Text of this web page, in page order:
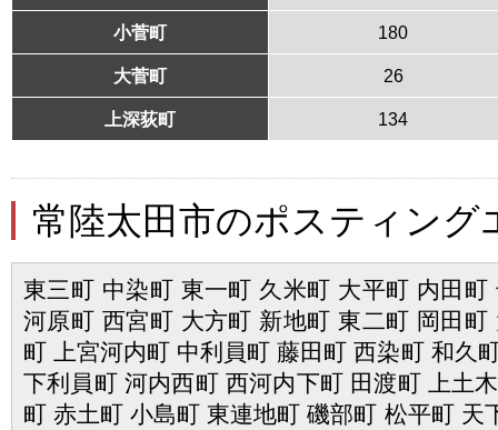
小菅町 180
大菅町 26
上深荻町 134
常陸太田市のポスティング
東三町 中染町 東一町 久米町 大平町 内田
河原町 西宮町 大方町 新地町 東二町 岡田
町 上宮河内町 中利員町 藤田町 西染町 和久
下利員町 河内西町 西河内下町 田渡町 上土
町 赤土町 小島町 東連地町 磯部町 松平町 天